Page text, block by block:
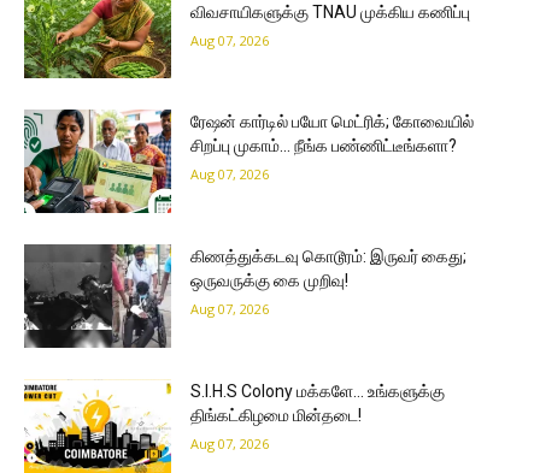
விவசாயிகளுக்கு TNAU முக்கிய கணிப்பு
Aug 07, 2026
ரேஷன் கார்டில் பயோ மெட்ரிக்; கோவையில்
சிறப்பு முகாம்… நீங்க பண்ணிட்டீங்களா?
Aug 07, 2026
கிணத்துக்கடவு கொடூரம்: இருவர் கைது;
ஒருவருக்கு கை முறிவு!
Aug 07, 2026
S.I.H.S Colony மக்களே… உங்களுக்கு
திங்கட்கிழமை மின்தடை!
Aug 07, 2026